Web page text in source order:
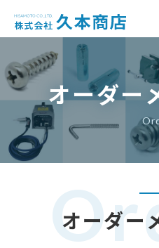
オーダー
オーダー